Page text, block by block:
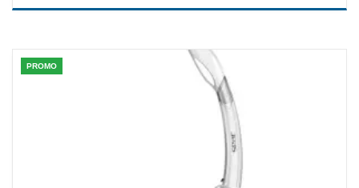
PROMO